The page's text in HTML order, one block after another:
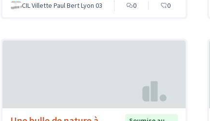
CIL Villette Paul Bert Lyon 03 0 0